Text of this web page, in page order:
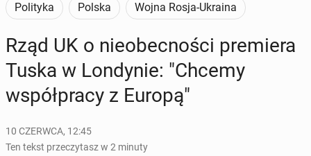
Polityka Polska Wojna Rosja-Ukraina
Rząd UK o nie­obec­no­ści pre­mie­ra
Tuska w Lon­dy­nie: "Chcemy
współ­pra­cy z Europą"
10 CZERWCA, 12:45
Ten tekst przeczytasz w 2 minuty